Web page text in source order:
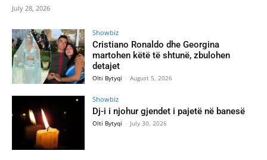
July 28, 2026
Showbiz
Cristiano Ronaldo dhe Georgina
martohen këtë të shtunë, zbulohen
detajet
Olti Bytyqi - August 5, 2026
Showbiz
Dj-i i njohur gjendet i pajetë në banesë
Olti Bytyqi - July 30, 2026